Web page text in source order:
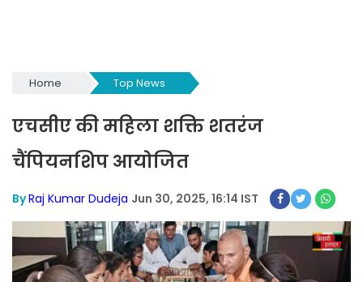
Home Top News
एचसीए की महिला शक्ति शतरंज
चैंपियनशिप आयोजित
ByRaj Kumar Dudeja Jun 30, 2025, 16:14 IST